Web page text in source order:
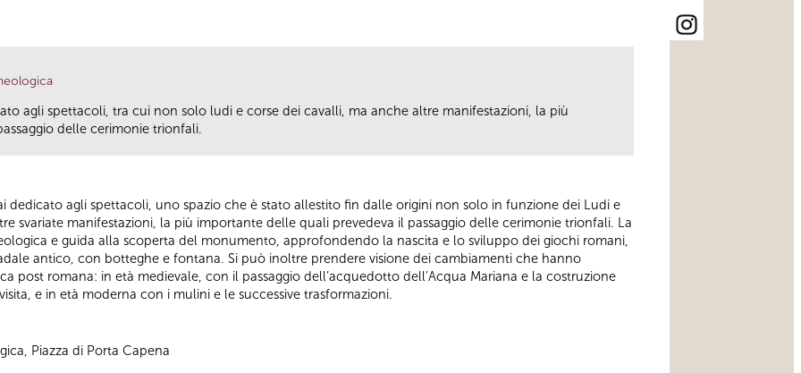
agli spettacoli, tra cui non solo ludi e corse dei cavalli, ma anche altre manifestazioni, la più
delle cerimonie trionfali.
dedicato agli spettacoli, uno spazio che è stato allestito fin dalle origini non solo in funzione dei Ludi e
svariate manifestazioni, la più importante delle quali prevedeva il passaggio delle cerimonie trionfali. La
e guida alla scoperta del monumento, approfondendo la nascita e lo sviluppo dei giochi romani,
antico, con botteghe e fontana. Si può inoltre prendere visione dei cambiamenti che hanno
post romana: in età medievale, con il passaggio dell’acquedotto dell’Acqua Mariana e la costruzione
e in età moderna con i mulini e le successive trasformazioni.
Piazza di Porta Capena